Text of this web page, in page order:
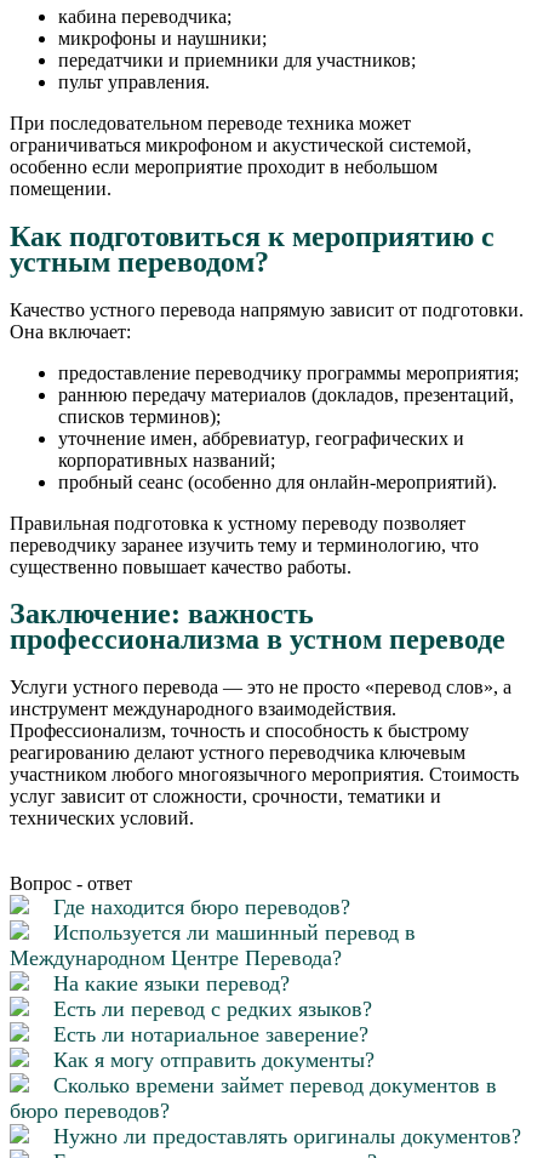
кабина переводчика;
микрофоны и наушники;
передатчики и приемники для участников;
пульт управления.
При последовательном переводе техника может
ограничиваться микрофоном и акустической системой,
особенно если мероприятие проходит в небольшом
помещении.
Как подготовиться к мероприятию с
устным переводом?
Качество устного перевода напрямую зависит от подготовки.
Она включает:
предоставление переводчику программы мероприятия;
раннюю передачу материалов (докладов, презентаций,
списков терминов);
уточнение имен, аббревиатур, географических и
корпоративных названий;
пробный сеанс (особенно для онлайн-мероприятий).
Правильная подготовка к устному переводу позволяет
переводчику заранее изучить тему и терминологию, что
существенно повышает качество работы.
Заключение: важность
профессионализма в устном переводе
Услуги устного перевода — это не просто «перевод слов», а
инструмент международного взаимодействия.
Профессионализм, точность и способность к быстрому
реагированию делают устного переводчика ключевым
участником любого многоязычного мероприятия. Стоимость
услуг зависит от сложности, срочности, тематики и
технических условий.
Вопрос - ответ
Где находится бюро переводов?
Используется ли машинный перевод в
Международном Центре Перевода?
На какие языки перевод?
Есть ли перевод с редких языков?
Есть ли нотариальное заверение?
Как я могу отправить документы?
Сколько времени займет перевод документов в
бюро переводов?
Нужно ли предоставлять оригиналы документов?